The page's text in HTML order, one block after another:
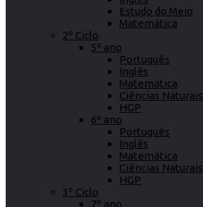
Estudo do Meio
Matemática
2º Ciclo
5º ano
Português
Inglês
Matemática
Ciências Naturais
HGP
6º ano
Português
Inglês
Matemática
Ciências Naturais
HGP
3º Ciclo
7º ano